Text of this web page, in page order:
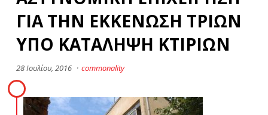
ΓΙΑ ΤΗΝ ΕΚΚΕΝΩΣΗ ΤΡΙΩΝ
ΥΠΟ ΚΑΤΑΛΗΨΗ ΚΤΙΡΙΩΝ
28 Ιουλίου, 2016 · commonality